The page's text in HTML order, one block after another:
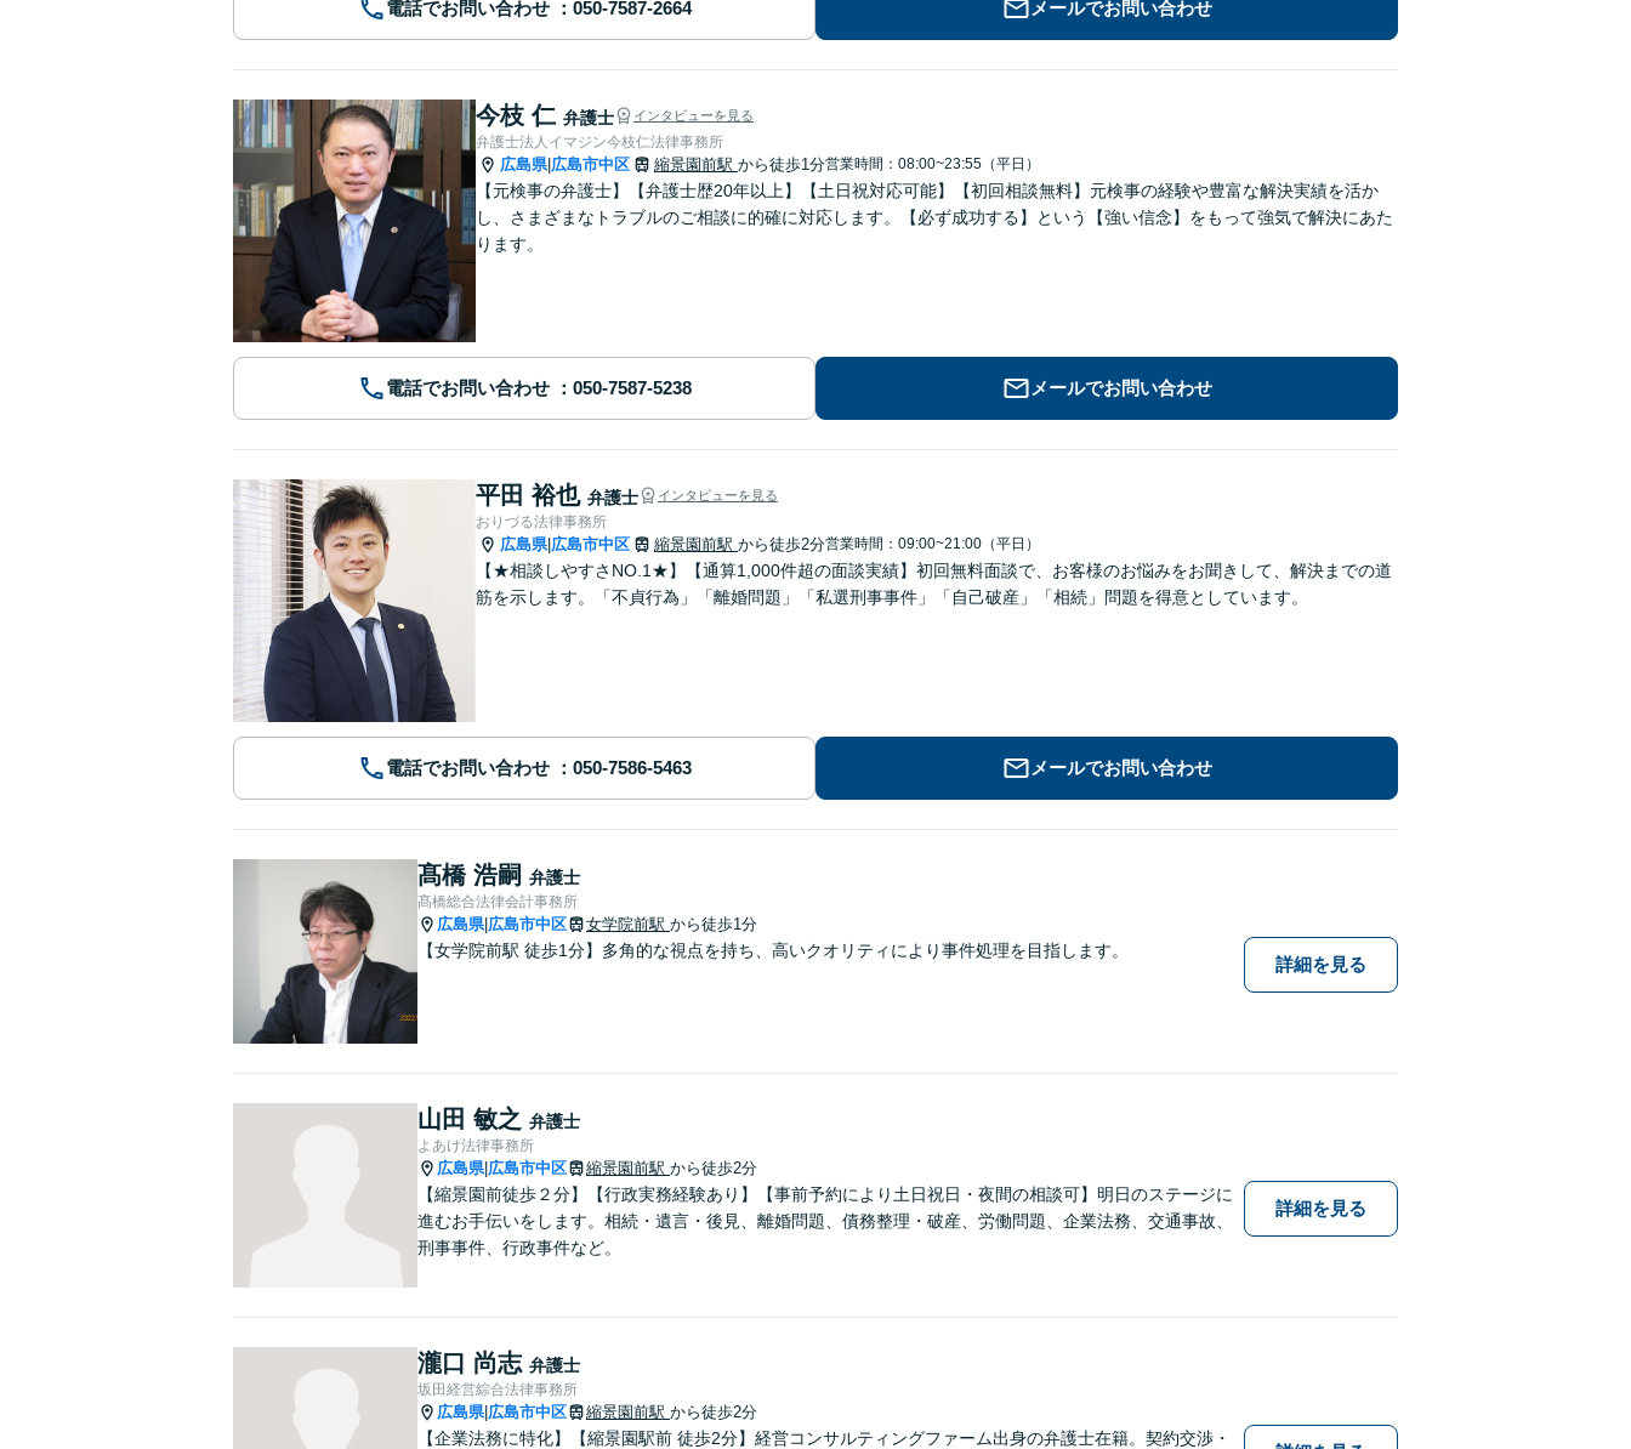
電話でお問い合わせ メールでお問い合わせ
今枝 仁 弁護士 インタビューを見る
弁護士法人イマジン今枝仁法律事務所
広島県| 広島市中区 縮景園前駅 から徒歩1分営業時間：08:00~23:55（平日）
【元検事の弁護士】【弁護士歴20年以上】【土日祝対応可能】【初回相談無料】元検事の経験や豊富な解決実績を活か
し、さまざまなトラブルのご相談に的確に対応します。【必ず成功する】という【強い信念】をもって強気で解決にあた
ります。
電話でお問い合わせ メールでお問い合わせ
平田 裕也 弁護士 インタビューを見る
おりづる法律事務所
広島県| 広島市中区 縮景園前駅 から徒歩2分営業時間：09:00~21:00（平日）
【★相談しやすさNO.1★】【通算1,000件超の面談実績】初回無料面談で、お客様のお悩みをお聞きして、解決までの道
筋を示します。「不貞行為」「離婚問題」「私選刑事事件」「自己破産」「相続」問題を得意としています。
電話でお問い合わせ メールでお問い合わせ
髙橋 浩嗣 弁護士
髙橋総合法律会計事務所
広島県| 広島市中区 女学院前駅 から徒歩1分
【女学院前駅 徒歩1分】多角的な視点を持ち、高いクオリティにより事件処理を目指します。
詳細を見る
山田 敏之 弁護士
よあけ法律事務所
広島県| 広島市中区 縮景園前駅 から徒歩2分
【縮景園前徒歩２分】【行政実務経験あり】【事前予約により土日祝日・夜間の相談可】明日のステージに
進むお手伝いをします。相続・遺言・後見、離婚問題、債務整理・破産、労働問題、企業法務、交通事故、
刑事事件、行政事件など。
詳細を見る
瀧口 尚志 弁護士
坂田経営綜合法律事務所
広島県| 広島市中区 縮景園前駅 から徒歩2分
【企業法務に特化】【縮景園駅前 徒歩2分】経営コンサルティングファーム出身の弁護士在籍。契約交渉・